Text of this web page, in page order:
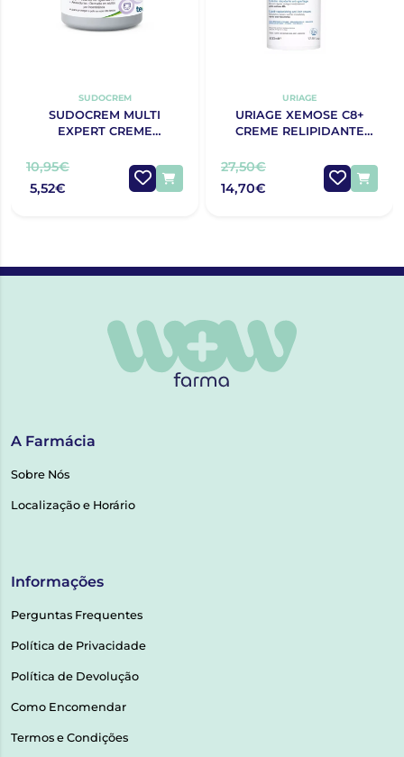
SUDOCREM
SUDOCREM MULTI
EXPERT CREME
10,95€
5,52€
URIAGE
URIAGE XEMOSE C8+
CREME RELIPIDANTE
27,50€
14,70€
A Farmácia
Sobre Nós
Localização e Horário
Informações
Perguntas Frequentes
Política de Privacidade
Política de Devolução
Como Encomendar
Termos e Condições